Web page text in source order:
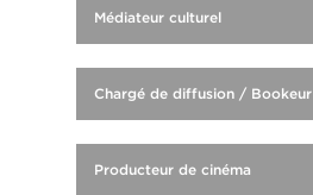
Médiateur culturel
Chargé de diffusion / Bookeur
Producteur de cinéma